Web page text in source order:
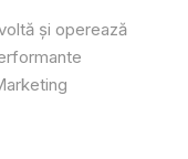
și operează